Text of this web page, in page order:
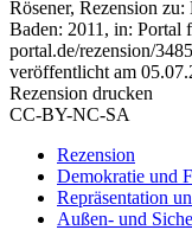
Rösener, Rezension
Baden: 2011, in:
portal.de/rezension/
veröffentlicht am
Rezension drucken
CC-BY-NC-SA
Rezension
Demokratie und
Repräsentation
Außen- und